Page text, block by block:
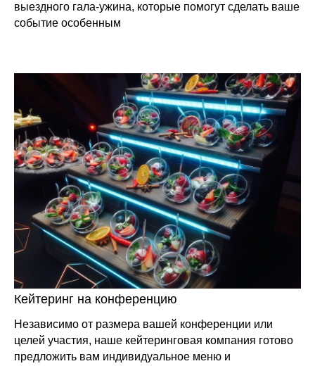
выездного гала-ужина, которые помогут сделать ваше
событие особенным
Кейтеринг на конференцию
Независимо от размера вашей конференции или
целей участия, наше кейтеринговая компания готово
предложить вам индивидуальное меню и